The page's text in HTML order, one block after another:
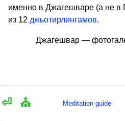
именно в Джагешваре (а не в
из 12 джьотирлингамов.
Джагешвар —
⏎ ⛪ Meditation guide